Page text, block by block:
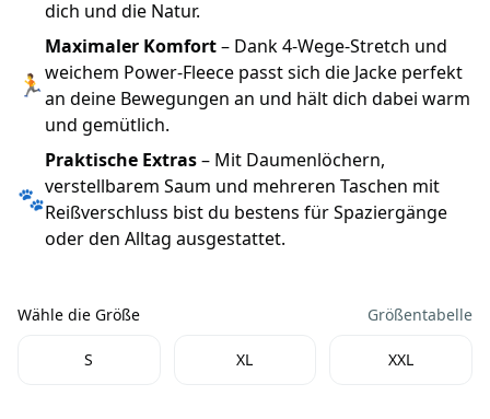
dich und die Natur.
🏃
Maximaler Komfort– Dank 4-Wege-Stretch und
weichem Power-Fleece passt sich die Jacke perfekt
an deine Bewegungen an und hält dich dabei warm
und gemütlich.
🐾
Praktische Extras– Mit Daumenlöchern,
verstellbarem Saum und mehreren Taschen mit
Reißverschluss bist du bestens für Spaziergänge
oder den Alltag ausgestattet.
Wähle die Größe Größentabelle
S XL XXL